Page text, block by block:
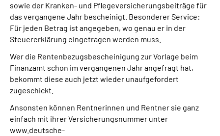
Leichte Sprache
Suche
Mein Kundenportal
sowie der Kranken- und Pflegeversicherungsbeiträge für
das vergangene Jahr bescheinigt. Besonderer Service:
Für jeden Betrag ist angegeben, wo genau er in der
Steuererklärung eingetragen werden muss.
Wer die Rentenbezugsbescheinigung zur Vorlage beim
Finanzamt schon im vergangenen Jahr angefragt hat,
bekommt diese auch jetzt wieder unaufgefordert
zugeschickt.
Ansonsten können Rentnerinnen und Rentner sie ganz
einfach mit ihrer Versicherungsnummer unter
www.deutsche-